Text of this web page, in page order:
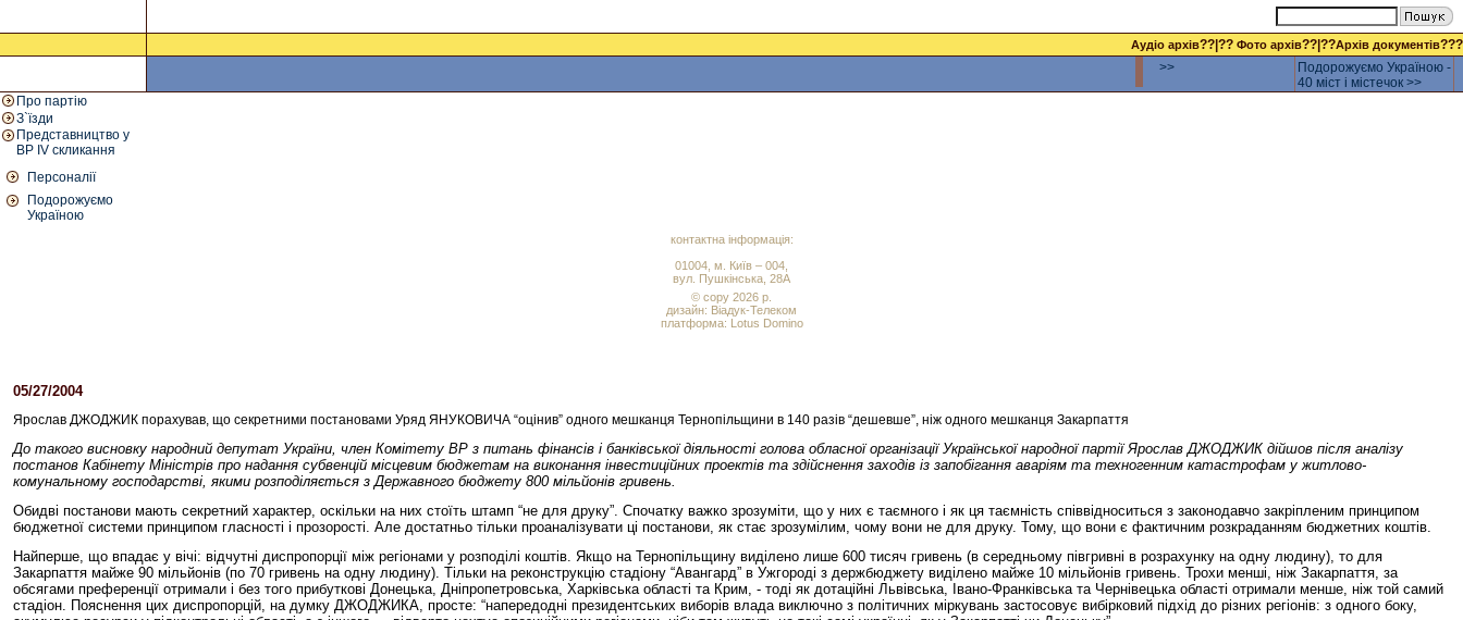
Аудіо архів??|?? Фото архів??|??Архів документів???
>>
Подорожуємо Україною -
40 міст і містечок >>
Про партію
З`їзди
Представництво у
ВР IV скликання
Персоналії
Подорожуємо
Україною
контактна інформація:
01004, м. Київ – 004,
вул. Пушкінська, 28А
© copy 2026 р.
дизайн: Віадук-Телеком
платформа: Lotus Domino
05/27/200410:30 AM
Ярослав ДЖОДЖИК порахував, що секретними постановами Уряд ЯНУКОВИЧА “оцінив” одного мешканця Тернопільщини в 140 разів “дешевше”, ніж одного мешканця Закарпаття
До такого висновку народний депутат України, член Комітету ВР з питань фінансів і банківської діяльності голова обласної організації Української народної партії Ярослав ДЖОДЖИК дійшов після аналізу
постанов Кабінету Міністрів про надання субвенцій місцевим бюджетам на виконання інвестиційних проектів та здійснення заходів із запобігання аваріям та техногенним катастрофам у житлово-
комунальному господарстві, якими розподіляється з Державного бюджету 800 мільйонів гривень.
Обидві постанови мають секретний характер, оскільки на них стоїть штамп “не для друку”. Спочатку важко зрозуміти, що у них є таємного і як ця таємність співвідноситься з законодавчо закріпленим принципом
бюджетної системи принципом гласності і прозорості. Але достатньо тільки проаналізувати ці постанови, як стає зрозумілим, чому вони не для друку. Тому, що вони є фактичним розкраданням бюджетних коштів.
Найперше, що впадає у вічі: відчутні диспропорції між регіонами у розподілі коштів. Якщо на Тернопільщину виділено лише 600 тисяч гривень (в середньому півгривні в розрахунку на одну людину), то для
Закарпаття майже 90 мільйонів (по 70 гривень на одну людину). Тільки на реконструкцію стадіону “Авангард” в Ужгороді з держбюджету виділено майже 10 мільйонів гривень. Трохи менші, ніж Закарпаття, за
обсягами преференції отримали і без того прибуткові Донецька, Дніпропетровська, Харківська області та Крим, - тоді як дотаційні Львівська, Івано-Франківська та Чернівецька області отримали менше, ніж той самий
стадіон. Пояснення цих диспропорцій, на думку ДЖОДЖИКА, просте: “напередодні президентських виборів влада виключно з політичних міркувань застосовує вибірковий підхід до різних регіонів: з одного боку,